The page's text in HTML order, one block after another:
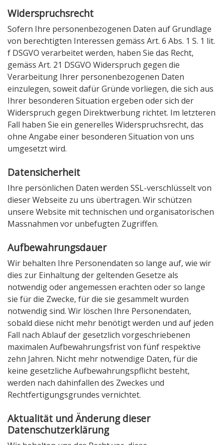
Widerspruchsrecht
Sofern Ihre personenbezogenen Daten auf Grundlage
von berechtigten Interessen gemäss Art. 6 Abs. 1 S. 1 lit.
f DSGVO verarbeitet werden, haben Sie das Recht,
gemäss Art. 21 DSGVO Widerspruch gegen die
Verarbeitung Ihrer personenbezogenen Daten
einzulegen, soweit dafür Gründe vorliegen, die sich aus
Ihrer besonderen Situation ergeben oder sich der
Widerspruch gegen Direktwerbung richtet. Im letzteren
Fall haben Sie ein generelles Widerspruchsrecht, das
ohne Angabe einer besonderen Situation von uns
umgesetzt wird.
Datensicherheit
Ihre persönlichen Daten werden SSL-verschlüsselt von
dieser Webseite zu uns übertragen. Wir schützen
unsere Website mit technischen und organisatorischen
Massnahmen vor unbefugten Zugriffen.
Aufbewahrungsdauer
Wir behalten Ihre Personendaten so lange auf, wie wir
dies zur Einhaltung der geltenden Gesetze als
notwendig oder angemessen erachten oder so lange
sie für die Zwecke, für die sie gesammelt wurden
notwendig sind. Wir löschen Ihre Personendaten,
sobald diese nicht mehr benötigt werden und auf jeden
Fall nach Ablauf der gesetzlich vorgeschriebenen
maximalen Aufbewahrungsfrist von fünf respektive
zehn Jahren. Nicht mehr notwendige Daten, für die
keine gesetzliche Aufbewahrungspflicht besteht,
werden nach dahinfallen des Zweckes und
Rechtfertigungsgrundes vernichtet.
Aktualität und Änderung dieser
Datenschutzerklärung